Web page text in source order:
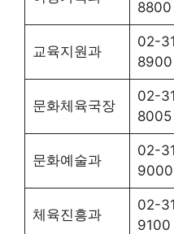
8800
교육지원과
02-
8900
문화체육국장
02-
8005
문화예술과
02-
9000
체육진흥과
02-
9100